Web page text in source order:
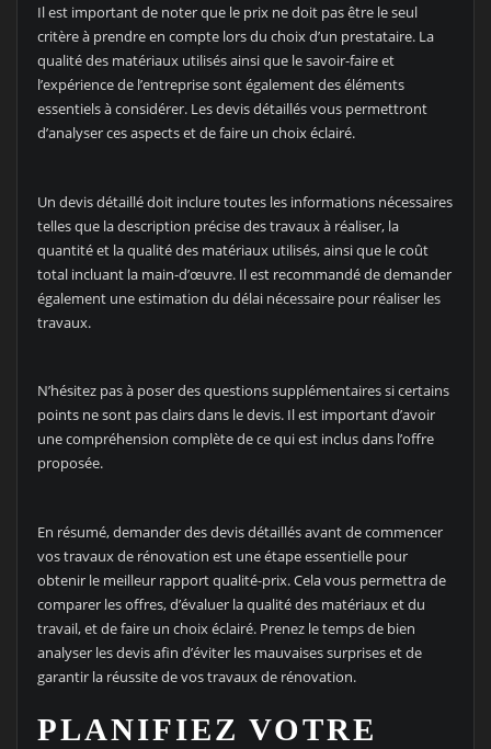
Il est important de noter que le prix ne doit pas être le seul
critère à prendre en compte lors du choix d’un prestataire. La
qualité des matériaux utilisés ainsi que le savoir-faire et
l’expérience de l’entreprise sont également des éléments
essentiels à considérer. Les devis détaillés vous permettront
d’analyser ces aspects et de faire un choix éclairé.
Un devis détaillé doit inclure toutes les informations nécessaires
telles que la description précise des travaux à réaliser, la
quantité et la qualité des matériaux utilisés, ainsi que le coût
total incluant la main-d’œuvre. Il est recommandé de demander
également une estimation du délai nécessaire pour réaliser les
travaux.
N’hésitez pas à poser des questions supplémentaires si certains
points ne sont pas clairs dans le devis. Il est important d’avoir
une compréhension complète de ce qui est inclus dans l’offre
proposée.
En résumé, demander des devis détaillés avant de commencer
vos travaux de rénovation est une étape essentielle pour
obtenir le meilleur rapport qualité-prix. Cela vous permettra de
comparer les offres, d’évaluer la qualité des matériaux et du
travail, et de faire un choix éclairé. Prenez le temps de bien
analyser les devis afin d’éviter les mauvaises surprises et de
garantir la réussite de vos travaux de rénovation.
PLANIFIEZ VOTRE